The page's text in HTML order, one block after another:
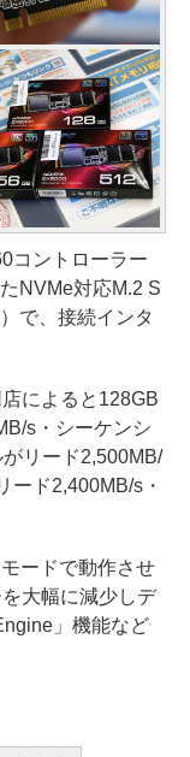
コントローラー
NVMe対応M.2 S
で、接続インタ
によると128GB
s・シーケンシ
リード2,500MB/
ード2,400MB/s・
ードで動作させ
大幅に減少しデ
」機能など